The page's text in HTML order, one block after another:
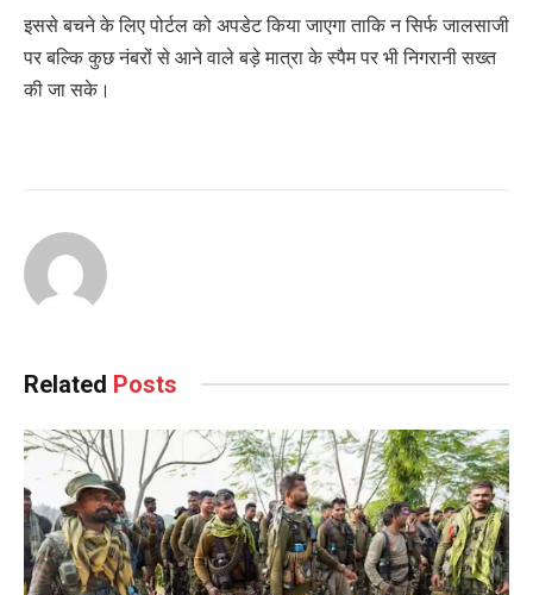
इससे बचने के लिए पोर्टल को अपडेट किया जाएगा ताकि न सिर्फ जालसाजी
पर बल्कि कुछ नंबरों से आने वाले बड़े मात्रा के स्पैम पर भी निगरानी सख्त
की जा सके।
Related Posts